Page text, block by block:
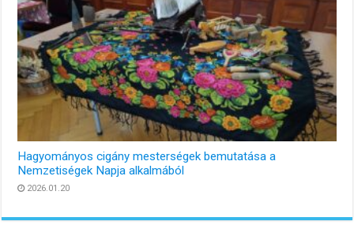
Hagyományos cigány mesterségek bemutatása a
Nemzetiségek Napja alkalmából
2026.01.20